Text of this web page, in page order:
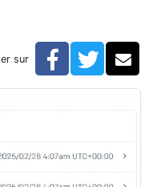
hotmail
d'un
sur Facebook